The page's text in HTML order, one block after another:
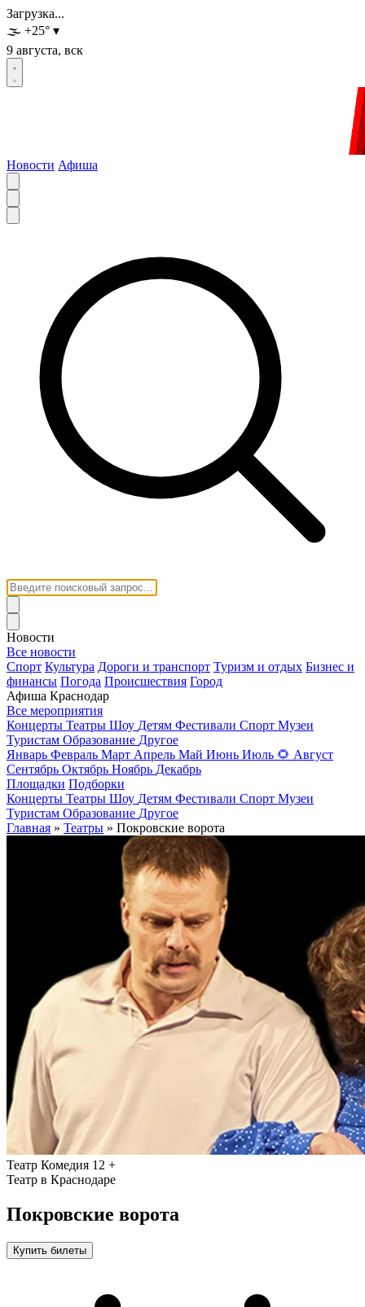
Загрузка...
🌫️ +25° ▾
9 августа, вск
Новости Афиша
Новости
Все новости
Спорт Культура Дороги и транспорт Туризм и отдых Бизнес и
финансы Погода Происшествия Город
Афиша Краснодар
Все мероприятия
Концерты Театры Шоу Детям Фестивали Спорт Музеи
Туристам Образование Другое
Январь Февраль Март Апрель Май Июнь Июль 🌻 Август
Сентябрь Октябрь Ноябрь Декабрь
Площадки Подборки
Концерты Театры Шоу Детям Фестивали Спорт Музеи
Туристам Образование Другое
Главная » Театры » Покровские ворота
Театр Комедия 12 +
Театр в Краснодаре
Покровские ворота
Купить билеты